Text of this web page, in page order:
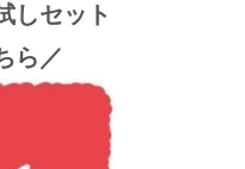
しセット
ら／